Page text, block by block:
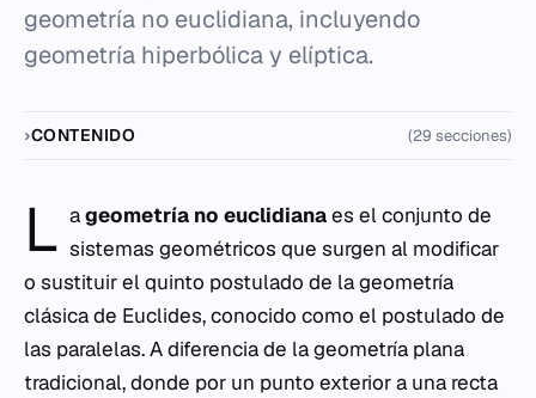
geometría no euclidiana, incluyendo
geometría hiperbólica y elíptica.
CONTENIDO (29 secciones)
L ageometría no euclidianaes el conjunto de
sistemas geométricos que surgen al modificar
o sustituir el quinto postulado de la geometría
clásica de Euclides, conocido como el postulado de
las paralelas. A diferencia de la geometría plana
tradicional, donde por un punto exterior a una recta